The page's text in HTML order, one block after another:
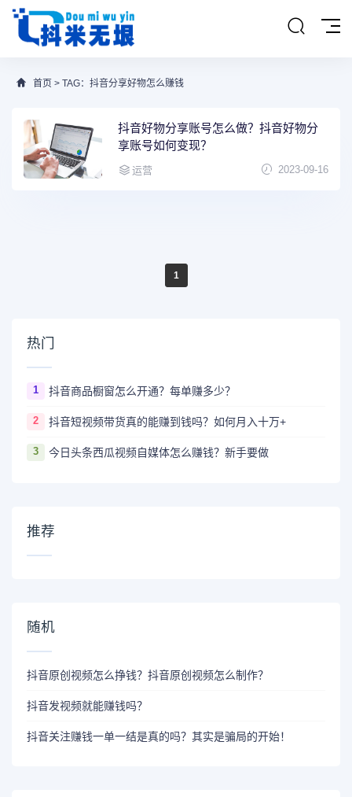
首页 > TAG：抖音分享好物怎么赚钱
抖音好物分享账号怎么做？抖音好物分
享账号如何变现？
运营 2023-09-16
1
热门
1 抖音商品橱窗怎么开通？每单赚多少？
2 抖音短视频带货真的能赚到钱吗？如何月入十万+
3 今日头条西瓜视频自媒体怎么赚钱？新手要做
推荐
随机
抖音原创视频怎么挣钱？抖音原创视频怎么制作？
抖音发视频就能赚钱吗？
抖音关注赚钱一单一结是真的吗？其实是骗局的开始！